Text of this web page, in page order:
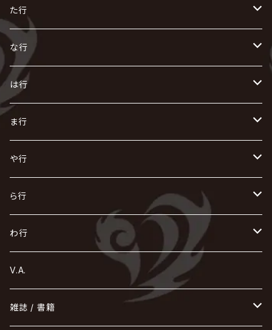
AIOLIN
i.D.A
AKIHIDE
ACME / アクメ
Azavana
Acid Black Cherry
IKUO
exist†trace
生熊耕治
Initial'L
色々な十字架
168 / 葵-168-
う
VIRGE / ヴァージュ
Waive
え
ACE OF SPADES
X JAPAN
お
AURORIZE
OFIAM
怪人二十面奏
Kαin
kein
GACKT
the GazettE
GOTCHAROCKA
き
KISAKI
キズ
KIRITO / キリト
己龍
く
Crack6
グラビティ
黒夢
け
[ kei ] / 圭
仮病
こ
GOATBED
ゴールデンボンバー
さ
ザアザア
The THIRTEEN
XANVALA
し
Zeke Deux
Z CLEAR
-真天地開闢集団-ジグザグ
ジグソウ
シド
す
Z CLEAR
超ジャシー
SPLENDID GOD GIRAFFE
せ
ゼラ
零[Hz]
そ
SOPHIA
ZOMBIE / ぞんび
た行
た
DASEIN
DAIGO
逹瑯
DAVID / SUI / 縁
ち
CHAQLA.
つ
て
D
DIAURA
と
東京花嫁
Tourbillon
な行
な
NIGHTMARE
NAZARE
に
NiEL
NICOLAS
ぬ
nurié
ね
NETH PRIERE CAIN
NEVERLAND
の
NoGoD
NOCTURNAL BLOODLUST
は行
は
heidi.
H.U.G
ひ
HERO
美炎-BIEN-
ふ
Far East Dizain
Fatüm
へ
BabyKingdom
THE BEETHOVEN
ほ
POIDOL
ま行
ま
THE MICRO HEAD 4N'S
MAO / マオ from SID
み
未完成アリス
ミスイ
む
MUCC / ムック
め
メトロノーム
も
や行
や
ヤミテラ / 外道反逆者ヤミテラ
ゆ
YUKIYA / 藤田幸也
ユナイト
よ
ら行
ら
rice
Rides In ReVellion
り
Leetspeak monsters
る
わ行
わ
wyse
V.A.
雑誌 / 書籍